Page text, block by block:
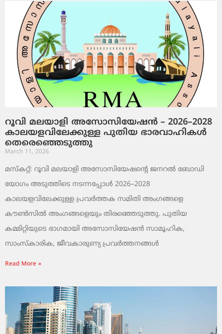
റൂവി മലയാളി അസോസിയേഷൻ – 2026–2028
കാലയളവിലേക്കുള്ള പുതിയ ഭാരവാഹികൾ
തെരെഞ്ഞെടുത്തു
March 11, 2026
മസ്കറ്റ്: റൂവി മലയാളി അസോസിയേഷന്റെ ജനറൽ ബോഡി
യോഗം അടുത്തിടെ നടന്നപ്പോൾ 2026–2028
കാലയളവിലേക്കുള്ള പ്രവർത്തക സമിതി അംഗങ്ങളെ
കൗൺസിൽ അംഗങ്ങളെയും തിരഞ്ഞെടുത്തു. പുതിയ
കമ്മിറ്റിയുടെ ഭാഗമായി അസോസിയേഷൻ സാമൂഹിക,
സാംസ്‌കാരിക, ജീവകാരുണ്യ പ്രവർത്തനങ്ങൾ
Read More »